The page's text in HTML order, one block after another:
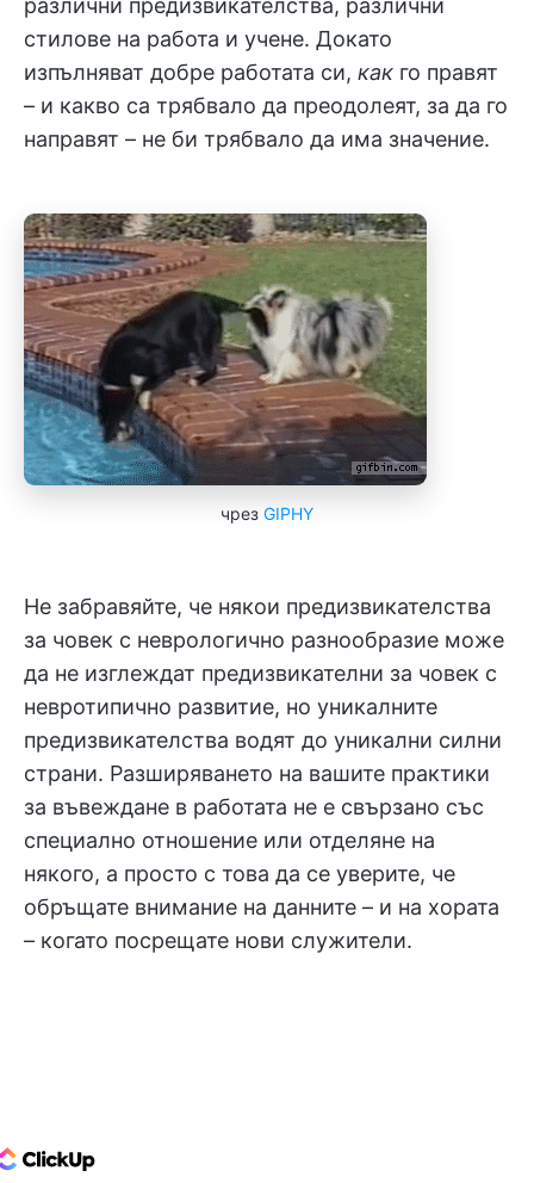
различни предизвикателства, различни
стилове на работа и учене. Докато
изпълняват добре работата си, как го правят
– и какво са трябвало да преодолеят, за да го
направят – не би трябвало да има значение.
чрез GIPHY
Не забравяйте, че някои предизвикателства
за човек с неврологично разнообразие може
да не изглеждат предизвикателни за човек с
невротипично развитие, но уникалните
предизвикателства водят до уникални силни
страни. Разширяването на вашите практики
за въвеждане в работата не е свързано със
специално отношение или отделяне на
някого, а просто с това да се уверите, че
обръщате внимание на данните – и на хората
– когато посрещате нови служители.
Logo